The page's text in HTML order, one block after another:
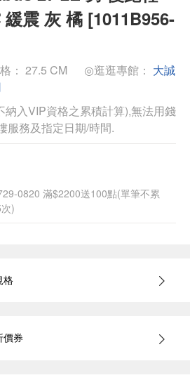
震 灰 橘 [1011B956-
： 27.5 CM ◎逛逛專館： 大誠
納入VIP資格之累積計算),無法用錢
服務及指定日期/時間.
0820 滿$2200送100點(單筆不累
)
格
價券